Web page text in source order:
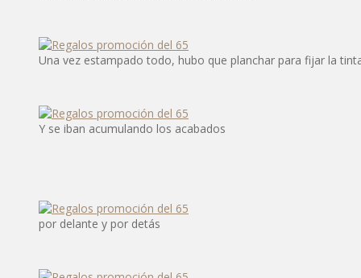
Una vez estampado todo, hubo que planchar para fijar la
Y se iban acumulando los acabados
por delante y por detás